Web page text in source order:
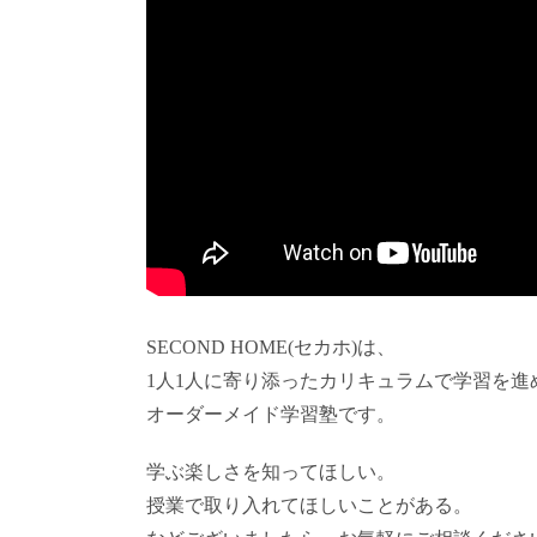
SECOND HOME(セカホ)は、
1人1人に寄り添ったカリキュラムで学習を進
オーダーメイド学習塾です。
学ぶ楽しさを知ってほしい。
授業で取り入れてほしいことがある。